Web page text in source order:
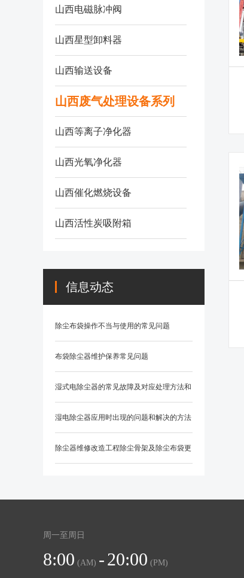
山西电磁脉冲阀
山西星型卸料器
山西输送设备
山西废气处理设备系列
山西等离子净化器
山西光氧净化器
山西催化燃烧设备
山西活性炭吸附箱
信息动态
除尘布袋操作不当与使用的常见问题
布袋除尘器维护保养常见问题
湿式电除尘器的常见故障及对应处理方法和
防范措施？
湿电除尘器应用时出现的问题和解决的方法
除尘器维修改造工程除尘骨架及除尘布袋更
周一至周日
8:00 (AM) -20:00 (PM)